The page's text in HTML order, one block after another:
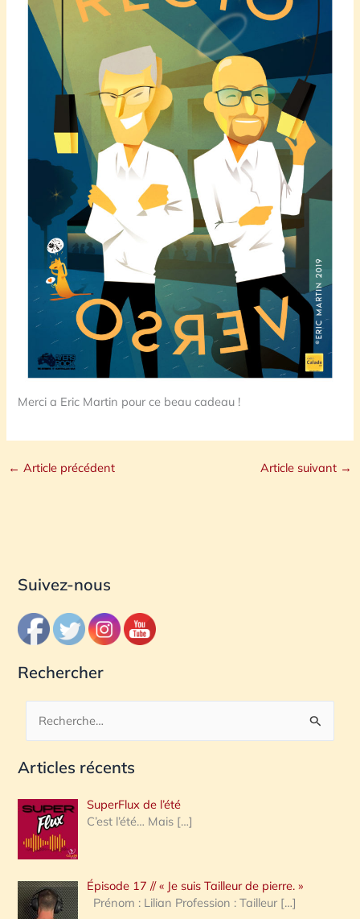
Merci a Eric Martin pour ce beau cadeau !
← Article précédent Article suivant →
Suivez-nous
Rechercher
c
e
r
c
h
e
Articles récents
SuperFlux de l’été
C’est l’été… Mais […]
Épisode 17 // « Je suis Tailleur de pierre. »
Prénom : Lilian Profession : Tailleur […]